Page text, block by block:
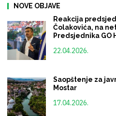
NOVE OBJAVE
Reakcija
Čolakovića, na
Predsjednika GO
22.04.2026.
Saopštenje za
Mostar
17.04.2026.